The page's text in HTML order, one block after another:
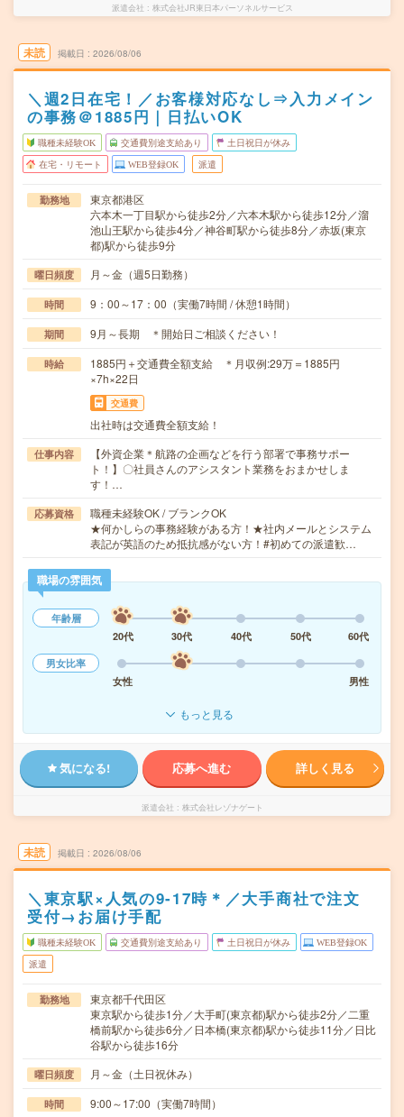
派遣会社 株式会社JR東日本パーソネルサービス
未読 掲載日 2026/08/06
＼週2日在宅！／お客様対応なし⇒入力メイン
の事務＠1885円｜日払いOK
職種未経験OK 交通費別途支給あり 土日祝日が休み
在宅・リモート WEB登録OK 派遣
勤務地
東京都港区
六本木一丁目駅から徒歩2分／六本木駅から徒歩12分／溜
池山王駅から徒歩4分／神谷町駅から徒歩8分／赤坂(東京
都)駅から徒歩9分
曜日頻度 月～金（週5日勤務）
時間 9：00～17：00（実働7時間 / 休憩1時間）
期間 9月～長期 ＊開始日ご相談ください！
時給
1885円＋交通費全額支給 ＊月収例:29万＝1885円
×7h×22日
交通費
出社時は交通費全額支給！
仕事内容
【外資企業＊航路の企画などを行う部署で事務サポー
ト！】〇社員さんのアシスタント業務をおまかせしま
す！…
応募資格
職種未経験OK / ブランクOK
★何かしらの事務経験がある方！★社内メールとシステム
表記が英語のため抵抗感がない方！#初めての派遣歓…
職場の雰囲気
年齢層
20代
30代 40代 50代
60代
男女比率
女性
男性
もっと見る
気になる! 応募へ進む 詳しく見る
派遣会社 株式会社レゾナゲート
未読 掲載日 2026/08/06
＼東京駅×人気の9-17時＊／大手商社で注文
受付→お届け手配
職種未経験OK 交通費別途支給あり 土日祝日が休み WEB登録OK
派遣
勤務地
東京都千代田区
東京駅から徒歩1分／大手町(東京都)駅から徒歩2分／二重
橋前駅から徒歩6分／日本橋(東京都)駅から徒歩11分／日比
谷駅から徒歩16分
曜日頻度 月～金（土日祝休み）
時間 9:00～17:00（実働7時間）